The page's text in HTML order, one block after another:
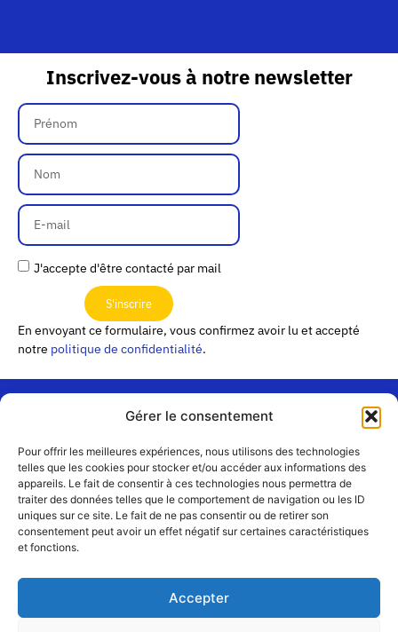
Gérer le consentement
Pour offrir les meilleures expériences, nous utilisons des technologies
telles que les cookies pour stocker et/ou accéder aux informations des
appareils. Le fait de consentir à ces technologies nous permettra de
traiter des données telles que le comportement de navigation ou les ID
uniques sur ce site. Le fait de ne pas consentir ou de retirer son
consentement peut avoir un effet négatif sur certaines caractéristiques
et fonctions.
Accepter
Inscrivez-vous à notre newsletter
J'accepte d'être contacté par mail
S'inscrire
En envoyant ce formulaire, vous confirmez avoir lu et accepté
notre politique de confidentialité.
Contact
Équipe
Mentions
légales
« Les
Passerelles »
24 Avenue
Joannès
Masset
CS51001
cedex 09
+33 4 72 19
Rejoignez-
nous